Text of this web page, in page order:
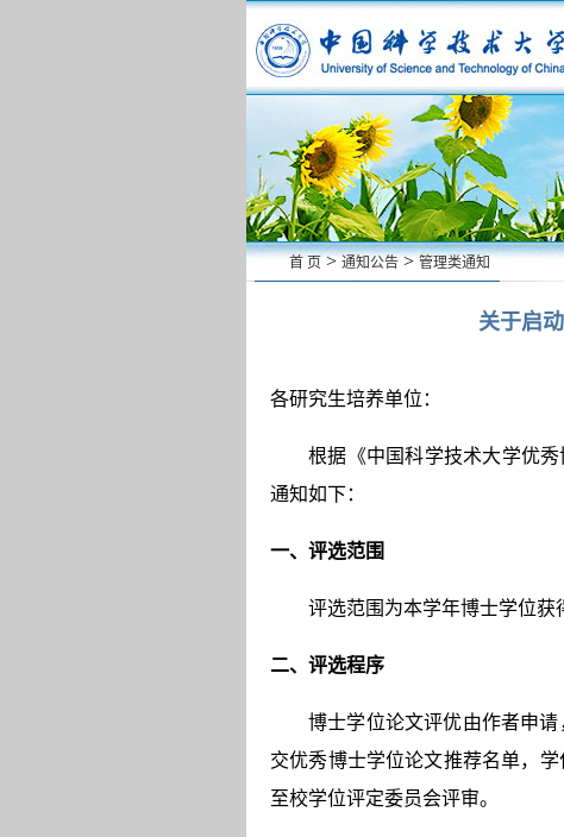
首 页>通知公告>管理类通知
关于启
各研究生培养单位：
根据《中国科学技术大学优
通知如下：
一、评选范围
评选范围为本学年博士学位获
二、评选程序
博士学位论文评优由作者申
交优秀博士学位论文推荐名单，
至校学位评定委员会评审。